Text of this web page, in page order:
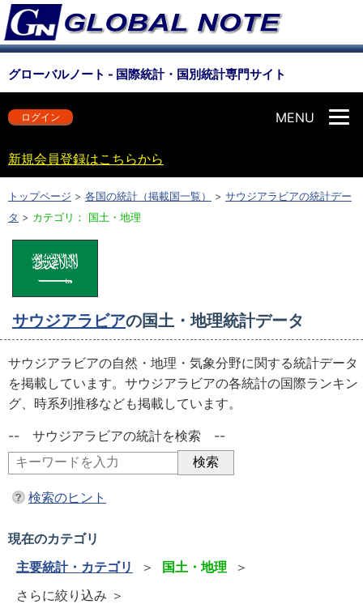
グローバルノート - 国際統計・国別統計専門サイト
MENU
ログイン
新規会員登録はこちらから
トップページ > 各国の統計（掲載国一覧） > サウジアラビアの統計デー
タ > カテゴリ： 国土・地理
サウジアラビアの国土・地理統計データ
サウジアラビアの自然・地理・気象分野に関する統計データ
を掲載しています。サウジアラビアの各統計の国際ランキン
グ、時系列推移なども掲載しています。
-- サウジアラビアの統計を検索 --
検索のヒント
現在のカテゴリ
主要統計・カテゴリ
＞ 国土・地理 ＞
さらに絞り込み ＞